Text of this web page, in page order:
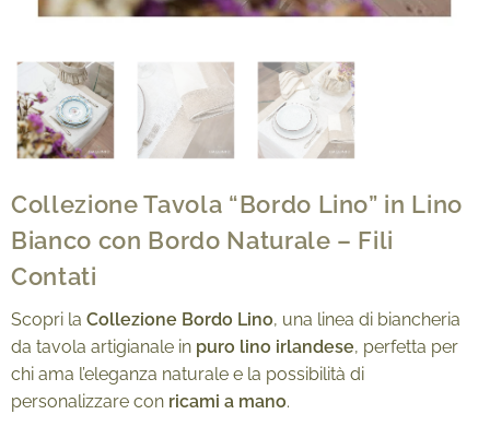
Collezione Tavola “Bordo Lino” in Lino
Bianco con Bordo Naturale – Fili
Contati
Scopri la Collezione Bordo Lino, una linea di biancheria
da tavola artigianale in puro lino irlandese, perfetta per
chi ama l’eleganza naturale e la possibilità di
personalizzare con ricami a mano.